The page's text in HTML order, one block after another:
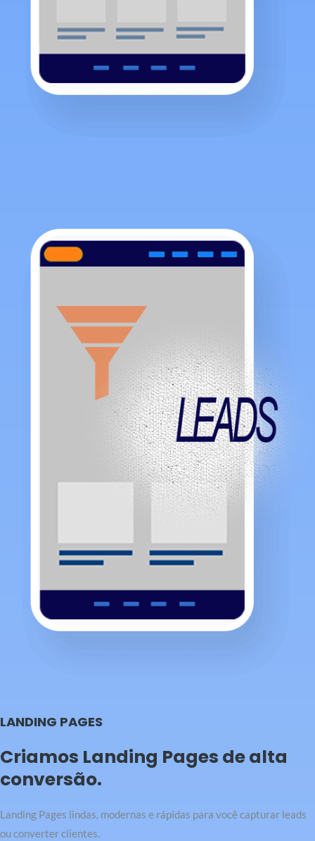
LANDING PAGES
Criamos Landing Pages de alta
conversão.
Landing Pages lindas, modernas e rápidas para você capturar leads
ou converter clientes.